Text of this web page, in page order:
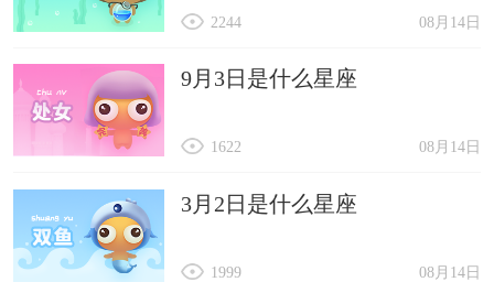
08月14日
2244
9月3日是什么星座
08月14日
1622
3月2日是什么星座
08月14日
1999